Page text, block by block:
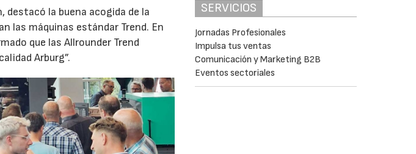
destacó la buena acogida de la
las máquinas estándar Trend. En
que las Allrounder Trend
Arburg”.
SERVICIOS
Jornadas Profesionales
Impulsa tus ventas
Comunicación y Marketing B2B
Eventos sectoriales